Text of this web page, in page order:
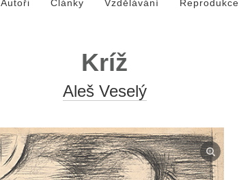
Autoři Články Vzdělávání Reprodukce
Kríž
Aleš Veselý